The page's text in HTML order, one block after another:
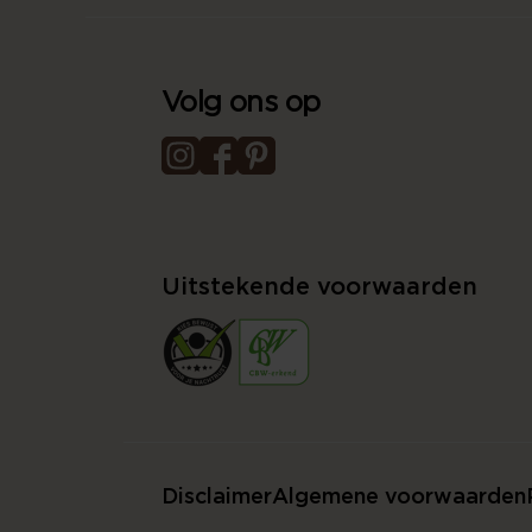
Volg ons op
Uitstekende voorwaarden
DisclaimerAlgemene voorwaarden